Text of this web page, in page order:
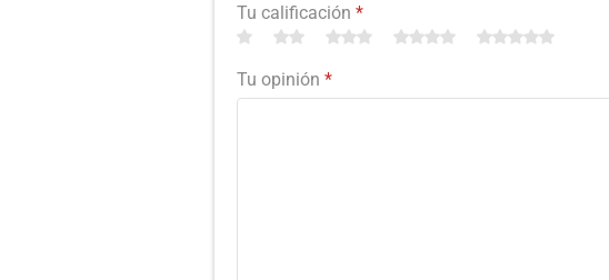
Tu calificación *
Tu opinión *